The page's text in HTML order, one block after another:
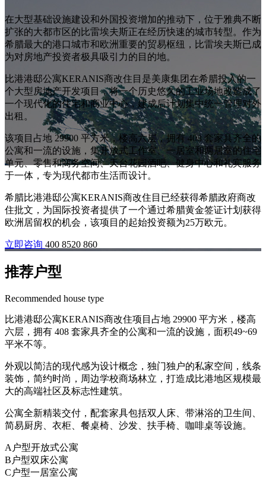
在大型基础设施建设和外国投资增加的推动下，位于雅典不断
扩张的大都市区的比雷埃夫斯正在经历快速的城市转型。作为
希腊最大的港口城市和欧洲重要的贸易枢纽，比雷埃夫斯已成
为对房地产投资者极具吸引力的目的地。
比港港邸公寓KERANIS商改住目是美康集团在希腊投入的一
个大型房地产开发项目，将一个历史悠久的工业场地改造成了
一个现代化的住宅和商业中心，建成后计划集中统一管理对外
出租。
该项目占地 29900 平方米，楼高六层，拥有 408 套家具齐全的
公寓和一流的设施，集开放式工作室、一居室和两居室的住宅
单元、零售和商务空间、天台花园酒吧、健身中心和礼宾服务
于一体，专为现代都市生活而设计。
希腊比港港邸公寓KERANIS商改住目已经获得希腊政府商改
住批文，为国际投资者提供了一个通过希腊黄金签证计划获得
欧洲居留权的机会，该项目的起始投资额为25万欧元。
立即咨询 400 8520 860
推荐户型
Recommended house type
比港港邸公寓KERANIS商改住项目占地 29900 平方米，楼高
六层，拥有 408 套家具齐全的公寓和一流的设施，面积49~69
平米不等。
外观以简洁的现代感为设计概念，独门独户的私家空间，线条
装饰，简约时尚，周边学校商场林立，打造成比港地区规模最
大的高端社区及标志性建筑。
公寓全新精装交付，配套家具包括双人床、带淋浴的卫生间、
简易厨房、衣柜、餐桌椅、沙发、扶手椅、咖啡桌等设施。
A户型开放式公寓
B户型双床公寓
C户型一居室公寓